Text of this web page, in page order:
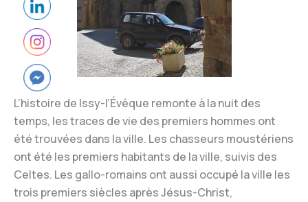
L’histoire de Issy-l’Évêque remonte à la nuit des
temps, les traces de vie des premiers hommes ont
été trouvées dans la ville. Les chasseurs moustériens
ont été les premiers habitants de la ville, suivis des
Celtes. Les gallo-romains ont aussi occupé la ville les
trois premiers siècles après Jésus-Christ,